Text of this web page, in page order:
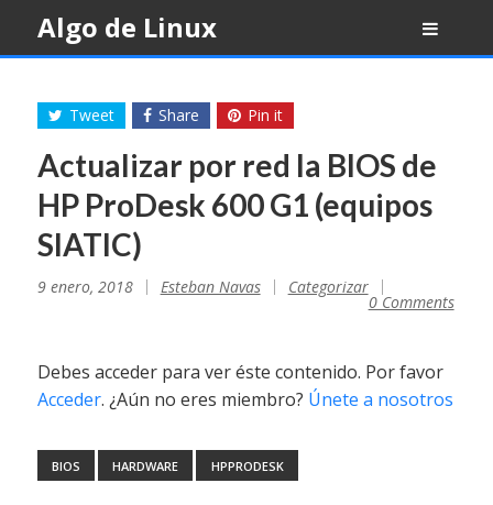
content
Algo de Linux
Tweet Share Pin it
Actualizar por red la BIOS de
HP ProDesk 600 G1 (equipos
SIATIC)
9 enero, 2018 Esteban Navas Categorizar
0 Comments
Debes acceder para ver éste contenido. Por favor
Acceder. ¿Aún no eres miembro? Únete a nosotros
BIOS HARDWARE HPPRODESK